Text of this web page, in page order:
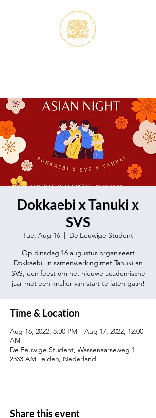
Dokkaebi x Tanuki x
SVS
Tue, Aug 16
  |
De Eeuwige Student
Op dinsdag 16 augustus organiseert
Dokkaebi, in samenwerking met Tanuki en
SVS, een feest om het nieuwe academische
jaar met een knaller van start te laten gaan!
Time & Location
Aug 16, 2022, 8:00 PM – Aug 17, 2022, 12:00
AM
De Eeuwige Student, Wassenaarseweg 1,
2333 AM Leiden, Nederland
Share this event